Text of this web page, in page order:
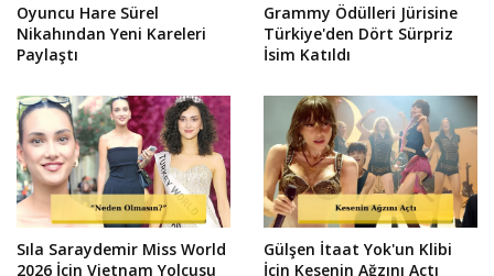
Oyuncu Hare Sürel
Nikahından Yeni Kareleri
Paylaştı
Grammy Ödülleri Jürisine
Türkiye'den Dört Sürpriz
İsim Katıldı
Sıla Saraydemir Miss World
2026 İçin Vietnam Yolcusu
Gülşen İtaat Yok'un Klibi
İçin Kesenin Ağzını Açtı